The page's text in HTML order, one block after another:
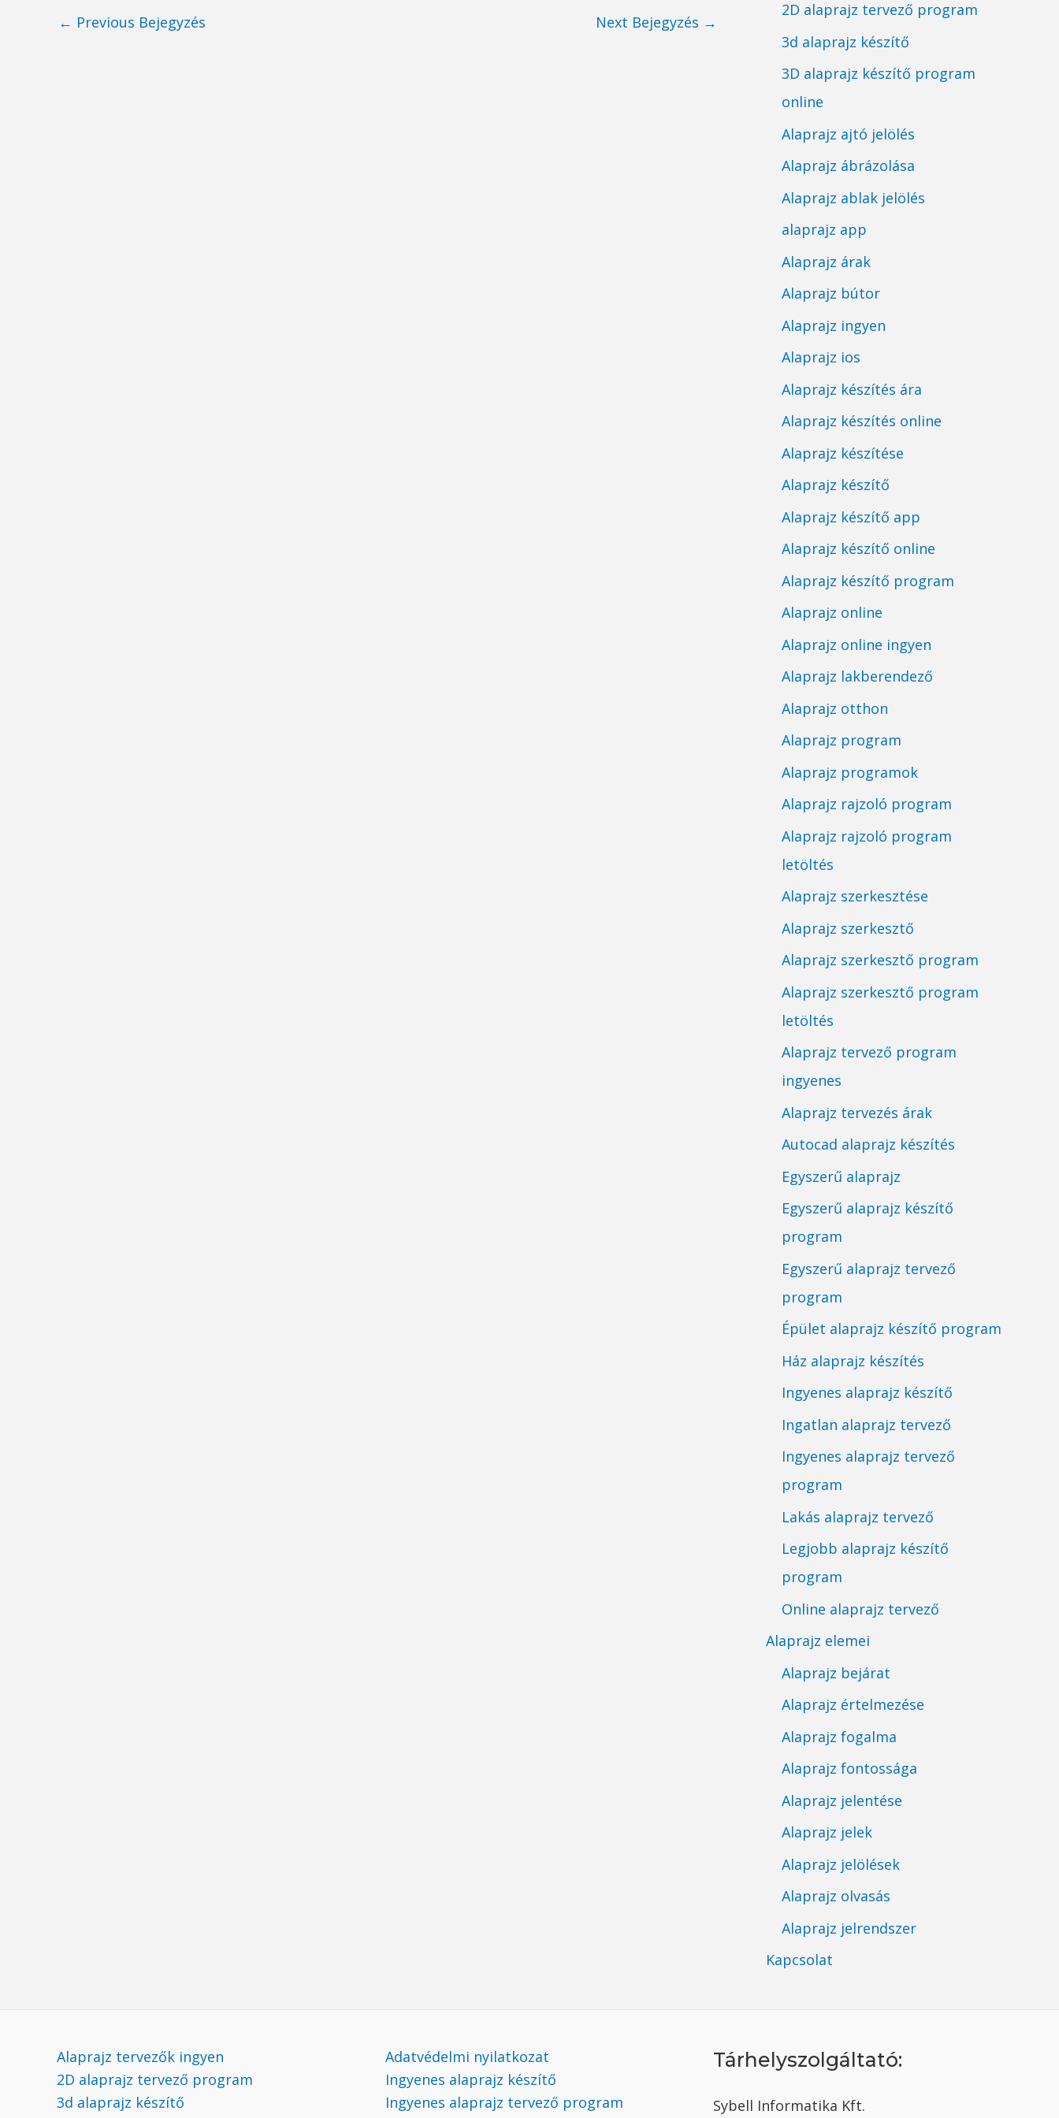
Post
← Previous Bejegyzés Next Bejegyzés →
2D alaprajz tervező program
3d alaprajz készítő
3D alaprajz készítő program
online
Alaprajz ajtó jelölés
Alaprajz ábrázolása
Alaprajz ablak jelölés
alaprajz app
Alaprajz árak
Alaprajz bútor
Alaprajz ingyen
Alaprajz ios
Alaprajz készítés ára
Alaprajz készítés online
Alaprajz készítése
Alaprajz készítő
Alaprajz készítő app
Alaprajz készítő online
Alaprajz készítő program
Alaprajz online
Alaprajz online ingyen
Alaprajz lakberendező
Alaprajz otthon
Alaprajz program
Alaprajz programok
Alaprajz rajzoló program
Alaprajz rajzoló program
letöltés
Alaprajz szerkesztése
Alaprajz szerkesztő
Alaprajz szerkesztő program
Alaprajz szerkesztő program
letöltés
Alaprajz tervező program
ingyenes
Alaprajz tervezés árak
Autocad alaprajz készítés
Egyszerű alaprajz
Egyszerű alaprajz készítő
program
Egyszerű alaprajz tervező
program
Épület alaprajz készítő program
Ház alaprajz készítés
Ingyenes alaprajz készítő
Ingatlan alaprajz tervező
Ingyenes alaprajz tervező
program
Lakás alaprajz tervező
Legjobb alaprajz készítő
program
Online alaprajz tervező
Alaprajz elemei
Alaprajz bejárat
Alaprajz értelmezése
Alaprajz fogalma
Alaprajz fontossága
Alaprajz jelentése
Alaprajz jelek
Alaprajz jelölések
Alaprajz olvasás
Alaprajz jelrendszer
Kapcsolat
Alaprajz tervezők ingyen
2D alaprajz tervező program
3d alaprajz készítő
Adatvédelmi nyilatkozat
Ingyenes alaprajz készítő
Ingyenes alaprajz tervező program
Tárhelyszolgáltató:
Sybell Informatika Kft.